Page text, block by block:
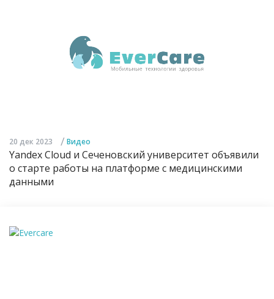
20 дек 2023 / Видео
Yandex Cloud и Сеченовский университет объявили
о старте работы на платформе с медицинскими
данными